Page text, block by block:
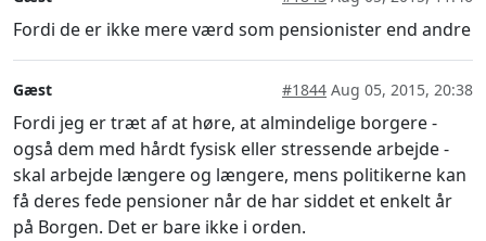
Fordi de er ikke mere værd som pensionister end andre
Gæst #1844 Aug 05, 2015, 20:38
Fordi jeg er træt af at høre, at almindelige borgere -
også dem med hårdt fysisk eller stressende arbejde -
skal arbejde længere og længere, mens politikerne kan
få deres fede pensioner når de har siddet et enkelt år
på Borgen. Det er bare ikke i orden.